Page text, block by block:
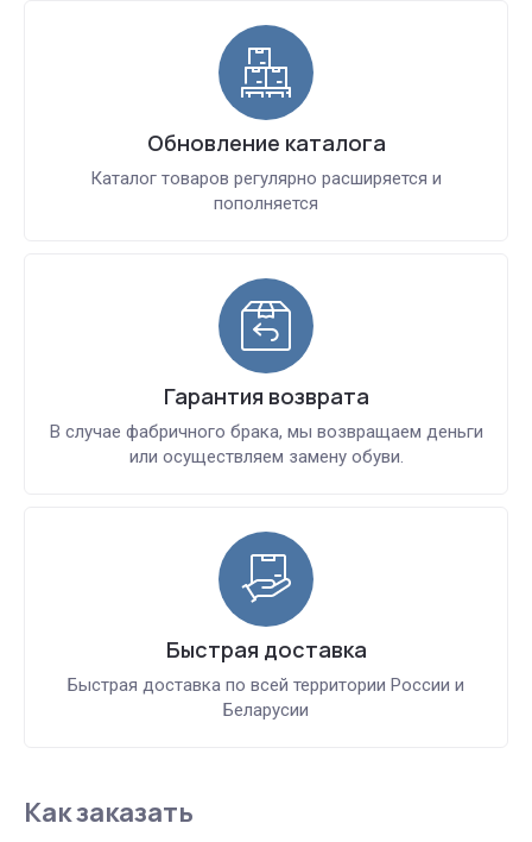
Обновление каталога
Каталог товаров регулярно расширяется и
пополняется
Гарантия возврата
В случае фабричного брака, мы возвращаем деньги
или осуществляем замену обуви.
Быстрая доставка
Быстрая доставка по всей территории России и
Беларусии
Как заказать